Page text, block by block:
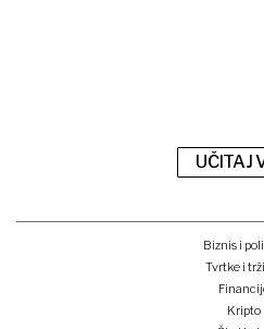
UČITAJ
Biznis i
Tvrtke i
Kripto